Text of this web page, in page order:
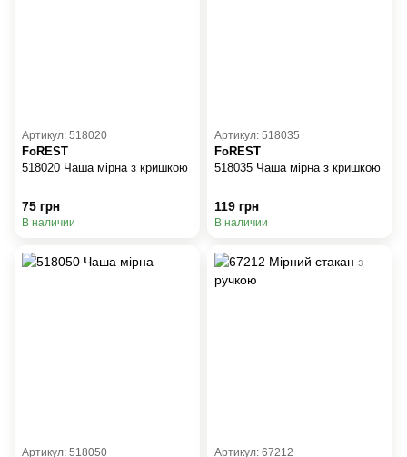
Артикул: 518020
FoREST
518020 Чаша мірна з кришкою
75 грн
В наличии
Артикул: 518035
FoREST
518035 Чаша мірна з кришкою
119 грн
В наличии
Артикул: 518050 Артикул: 67212